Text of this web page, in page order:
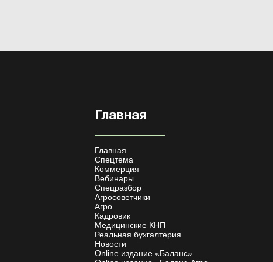
Главная
Главная
Спецтема
Коммерция
Вебинары
Спецразбор
Агросоветчики
Агро
Кадровик
Медицинские КНП
Реальная бухгалтерия
Новости
Online издание «Баланс»